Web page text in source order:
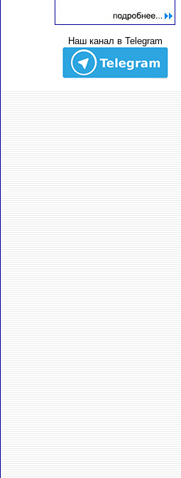
Наш канал в Telegram